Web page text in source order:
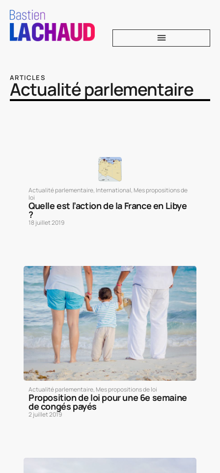
ARTICLES
Actualité parlementaire
Actualité parlementaire, International, Mes propositions de
loi
Quelle est l’action de la France en Libye
?
18 juillet 2019
Actualité parlementaire, Mes propositions de loi
Proposition de loi pour une 6e semaine
de congés payés
2 juillet 2019